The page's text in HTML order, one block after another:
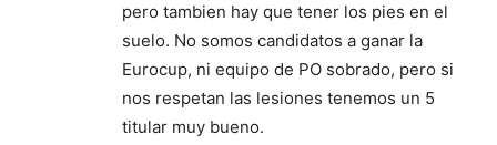
pero tambien hay que tener los pies en el
suelo. No somos candidatos a ganar la
Eurocup, ni equipo de PO sobrado, pero si
nos respetan las lesiones tenemos un 5
titular muy bueno.